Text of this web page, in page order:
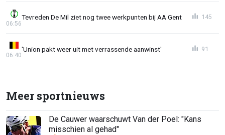
Tevreden De Mil ziet nog twee werkpunten bij AA Gent
06:56
145
'Union pakt weer uit met verrassende aanwinst'
06:40
91
Meer sportnieuws
De Cauwer waarschuwt Van der Poel: "Kans
misschien al gehad"